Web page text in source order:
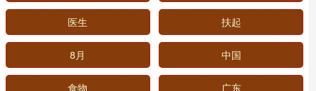
医生 扶起
8月 中国
食物 广东